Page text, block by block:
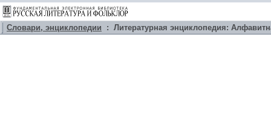
Словари, энциклопедии : Литературная энциклопедия: